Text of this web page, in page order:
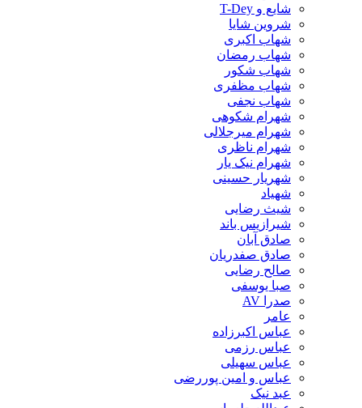
شایع و T-Dey
شروین شایا
شهاب اکبری
شهاب رمضان
شهاب شکور
شهاب مظفری
شهاب نجفی
شهرام شکوهی
شهرام میرجلالی
شهرام ناظری
شهرام نیک یار
شهریار حسینی
شهیاد
شیث رضایی
شیرازیس باند
صادق آبان
صادق صفدریان
صالح رضایی
صبا یوسفی
صدرا AV
عامر
عباس اکبرزاده
عباس رزمی
عباس سهیلی
عباس و امین پوررضی
عبد نیک